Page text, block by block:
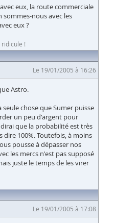
eux, la route commerciale
sommes-nous avec les
eux ?
!
Le 19/01/2005 à 16:26
Astro.
chose que Sumer puisse
un peu d'argent pour
que la probabilité est très
dire 100%. Toutefois, à moins
pousse à dépasser nos
les mercs n'est pas supposé
juste le temps de les virer
Le 19/01/2005 à 17:08